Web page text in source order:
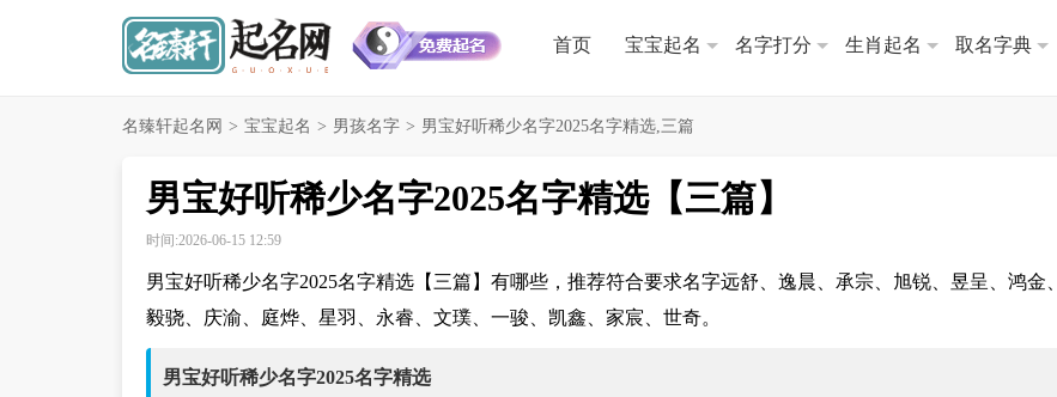
首页 宝宝起名 名字打分 生肖起名 取名字典
名臻轩起名网 > 宝宝起名 > 男孩名字 > 男宝好听稀少名字2025名字精选,三篇
男宝好听稀少名字2025名字精选【三篇】
时间:2026-06-15 12:59
男宝好听稀少名字2025名字精选【三篇】有哪些，推荐符合要求名字远舒、逸晨、承宗、旭锐、昱呈、鸿金、
毅骁、庆渝、庭烨、星羽、永睿、文璞、一骏、凯鑫、家宸、世奇。
男宝好听稀少名字2025名字精选